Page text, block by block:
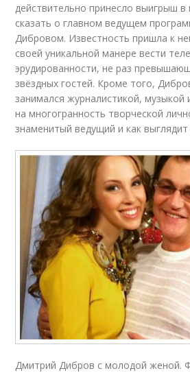
действительно принесло выигрыш в
сказать о главном ведущем
Дибровом. Известность пришла к
своей уникальной манере вести
эрудированности, не раз
звёздных гостей. Кроме того,
занимался журналистикой, музыкой
на многогранность творческой
знаменитый ведущий и как
Дмитрий Дибров с молодой женой.